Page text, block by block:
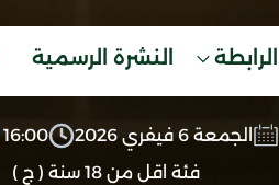
الرابطة النشرة الرسمية
الجمعة 6 فيفري 2026 16:00
فئة اقل من 18 سنة ( ج )